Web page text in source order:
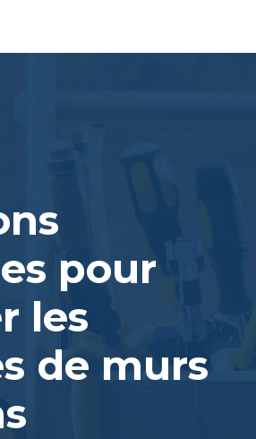
pour
les
de murs